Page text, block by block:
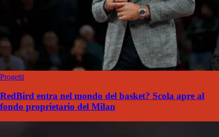
Progetti
RedBird entra nel mondo del basket? Scola apre al
fondo proprietario del Milan